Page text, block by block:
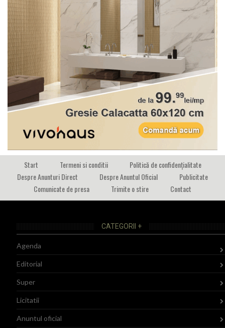
Start Termeni si conditii
Politică de confidențialitate
Despre Anunturi Direct
Despre Anuntul Oficial
Publicitate
Comunicate de presa
Trimite o stire Contact
CATEGORII +
Agenda
Editorial
Super
Licitatii
Anuntul oficial